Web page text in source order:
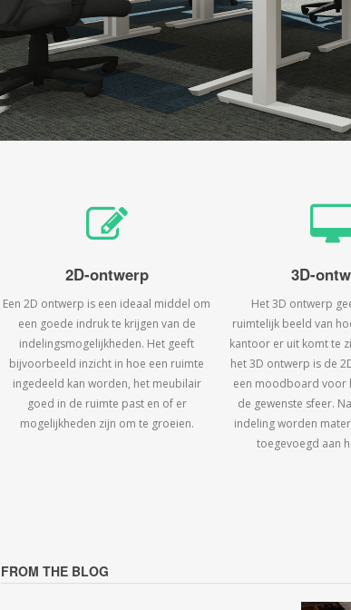
2D-ontwerp
Een 2D ontwerp is een ideaal middel om
een goede indruk te krijgen van de
indelingsmogelijkheden. Het geeft
bijvoorbeeld inzicht in hoe een ruimte
ingedeeld kan worden, het meubilair
goed in de ruimte past en of er
mogelijkheden zijn om te groeien.
3D-
Het 3D ontwerp
ruimtelijk beeld van
kantoor er uit komt te
het 3D ontwerp is de
een moodboard voor
de gewenste sfeer.
indeling worden
toegevoegd aan
FROM THE BLOG